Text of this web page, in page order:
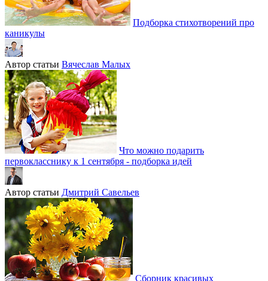
Подборка стихотворений про
каникулы
Автор статьи Вячеслав Малых
Что можно подарить
первокласснику к 1 сентября - подборка идей
Автор статьи Дмитрий Савельев
Сборник красивых